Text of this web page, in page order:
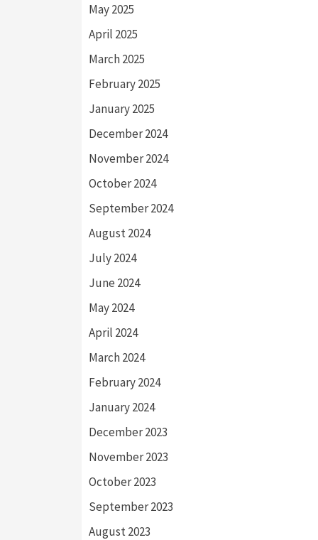
May 2025
April 2025
March 2025
February 2025
January 2025
December 2024
November 2024
October 2024
September 2024
August 2024
July 2024
June 2024
May 2024
April 2024
March 2024
February 2024
January 2024
December 2023
November 2023
October 2023
September 2023
August 2023